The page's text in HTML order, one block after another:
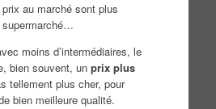
au marché sont plus
supermarché…
moins d’intermédiaires, le
bien souvent, un prix plus
tellement plus cher, pour
bien meilleure qualité.